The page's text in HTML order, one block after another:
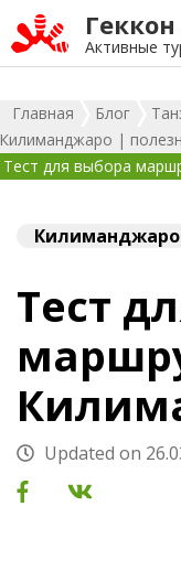
Активные
Главная Блог
Килиманджаро |
Тест для выбора
Тест
Updated on